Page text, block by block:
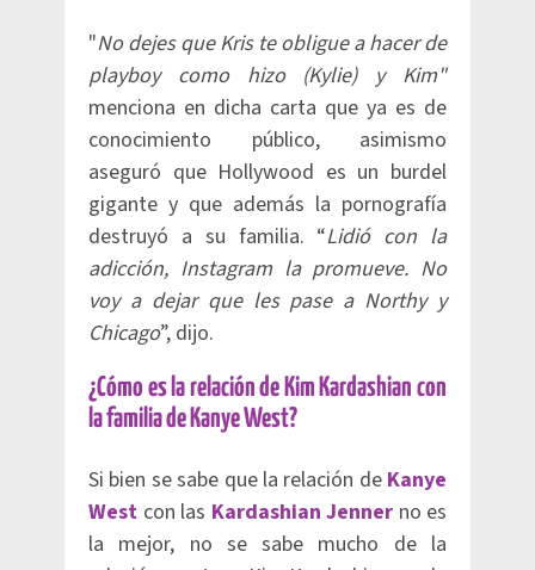
"No dejes que Kris te obligue a hacer de
playboy como hizo (Kylie) y Kim"
menciona en dicha carta que ya es de
conocimiento público, asimismo
aseguró que Hollywood es un burdel
gigante y que además la pornografía
destruyó a su familia. “Lidió con la
adicción, Instagram la promueve. No
voy a dejar que les pase a Northy y
Chicago”, dijo.
¿Cómo es la relación de Kim Kardashian con
la familia de Kanye West?
Si bien se sabe que la relación de Kanye
West con las Kardashian Jenner no es
la mejor, no se sabe mucho de la